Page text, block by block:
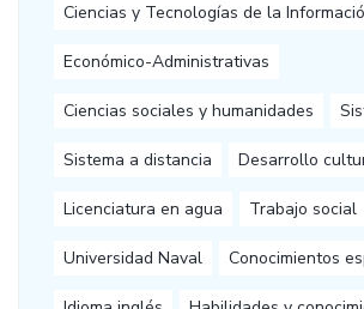
Ciencias y Tecnologías de la
Económico-Administrativas
Ciencias sociales y humanidades
Sistema a distancia Desarrollo
Licenciatura en agua Trabajo social
Universidad Naval Conocimientos